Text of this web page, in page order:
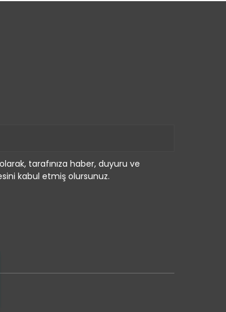
tarafınıza haber, duyuru ve
kabul etmiş olursunuz.